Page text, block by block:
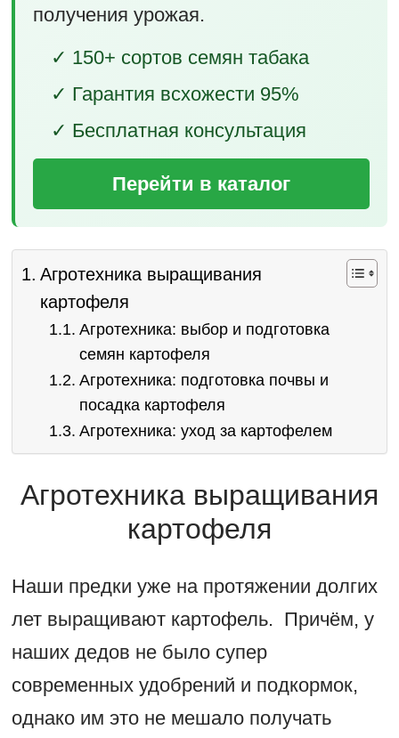
получения урожая.
✓ 150+ сортов семян табака
✓ Гарантия всхожести 95%
✓ Бесплатная консультация
Перейти в каталог
Агротехника выращивания
картофеля
Агротехника: выбор и подготовка
семян картофеля
Агротехника: подготовка почвы и
посадка картофеля
Агротехника: уход за картофелем
Агротехника выращивания
картофеля
Наши предки уже на протяжении долгих
лет выращивают картофель. Причём, у
наших дедов не было супер
современных удобрений и подкормок,
однако им это не мешало получать